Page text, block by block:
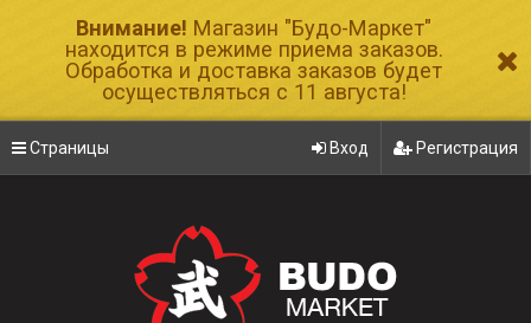
Внимание! Магазин "Будо-Маркет"
находится в режиме приема заказов.
Обработка и доставка заказов будет
осуществляться с 11 августа!
Страницы Вход Регистрация